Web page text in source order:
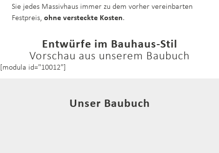
Sie jedes Massivhaus immer zu dem vorher vereinbarten
Festpreis, ohne versteckte Kosten.
Entwürfe im Bauhaus-Stil
Vorschau aus unserem Baubuch
[modula id="10012"]
Unser Baubuch